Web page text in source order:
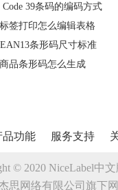
置。
39条码的编码方式
签打印怎么编辑表格
条形码尺寸标准
品条形码怎么生成
品功能 服务支持
© 2020 NiceLabel中
思网络有限公司旗下